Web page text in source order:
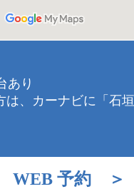
あり
は、カーナビに「石
WEB 予約 ＞